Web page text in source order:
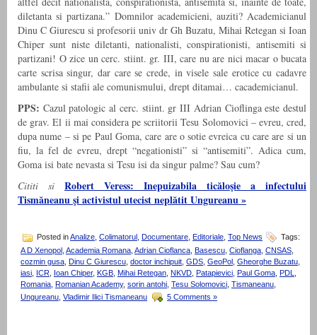
diletanta si partizana.” Domnilor academicieni, auziti? Academicianul
Dinu C Giurescu si profesorii univ dr Gh Buzatu, Mihai Retegan si Ioan
Chiper sunt niste diletanti, nationalisti, conspirationisti, antisemiti si
partizani! O zice un cerc. stiint. gr. III, care nu are nici macar o bucata
carte scrisa singur, dar care se crede, in visele sale erotice cu cadavre
ambulante si stafii ale comunismului, drept ditamai… cacademicianul.
PPS: Cazul patologic al cerc. stiint. gr III Adrian Cioflinga este destul
de grav. El ii mai considera pe scriitorii Tesu Solomovici – evreu, cred,
dupa nume – si pe Paul Goma, care are o sotie evreica cu care are si un
fiu, la fel de evreu, drept “negationisti” si “antisemiti”. Adica cum,
Goma isi bate nevasta si Tesu isi da singur palme? Sau cum?
Cititi si
Robert Veress: Inepuizabila ticăloşie a infectului
Tismăneanu şi activistul utecist neplătit Ungureanu »
Posted inAnalize Colimatorul Documentare Editoriale Top News
Tags:
A D Xenopol , Academia Romana, Adrian Cioflanca, Basescu, Cioflanga, CNSAS,
cozmin gusa, Dinu C Giurescu, doctor inchipuit, GDS, GeoPol , Gheorghe Buzatu,
iasi, ICR, Ioan Chiper, KGB, Mihai Retegan, NKVD, Patapievici, Paul Goma, PDL,
Romania, Romanian Academy, sorin antohi, Tesu Solomovici, Tismaneanu,
Ungureanu Vladimir Ilici Tismaneanu 5 Comments »